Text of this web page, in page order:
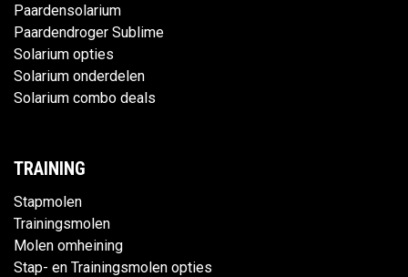
Paardensolarium
Paardendroger Sublime
Solarium opties
Solarium onderdelen
Solarium combo deals
TRAINING
Stapmolen
Trainingsmolen
Molen omheining
Stap- en Trainingsmolen opties